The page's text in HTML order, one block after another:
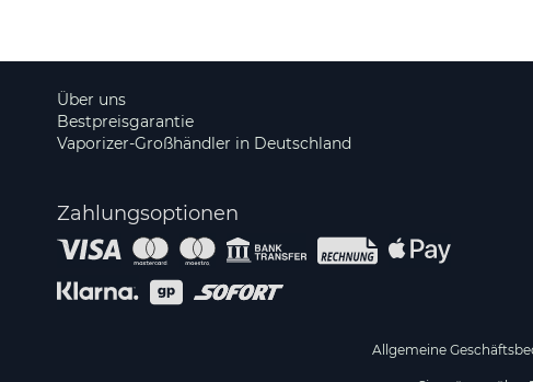
Über uns
Bestpreisgarantie
Vaporizer-Großhändler in Deutschland
Zahlungsoptionen
Allgemeine